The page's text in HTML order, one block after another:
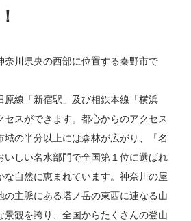
奈川県央の西部に位置する秦野市で
原線「新宿駅」及び相鉄本線「横浜
セスができます。都心からのアクセス
域の半分以上には森林が広がり、「名
いしい名水部門で全国第１位に選ばれ
な自然に恵まれています。神奈川の屋
の主脈にある塔ノ岳の東西に連なる山
景観を誇り、全国からたくさんの登山